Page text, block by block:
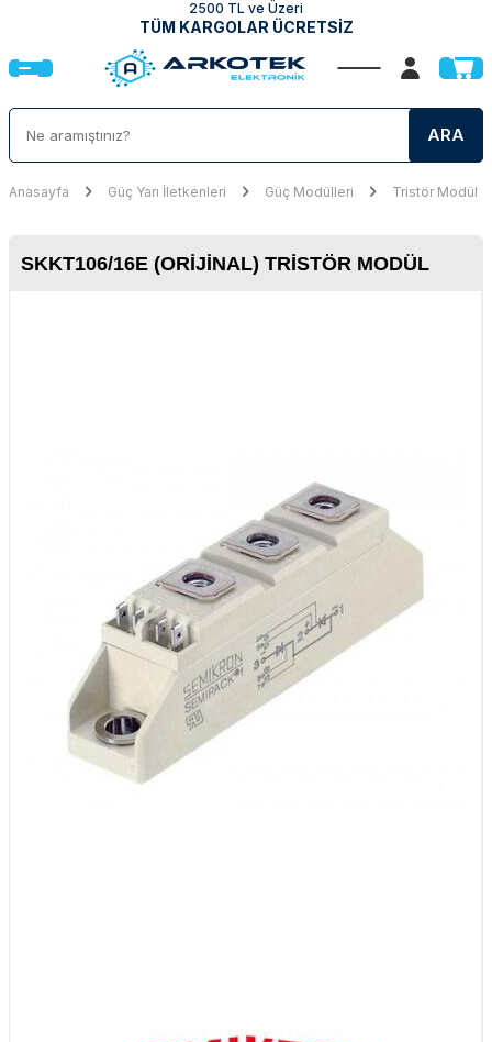
2500 TL ve Üzeri
TÜM KARGOLAR ÜCRETSİZ
ARA
Anasayfa Güç Yarı İletkenleri Güç Modülleri Tristör Modül
SKKT106/16E (ORIJINAL) TRISTÖR MODÜL